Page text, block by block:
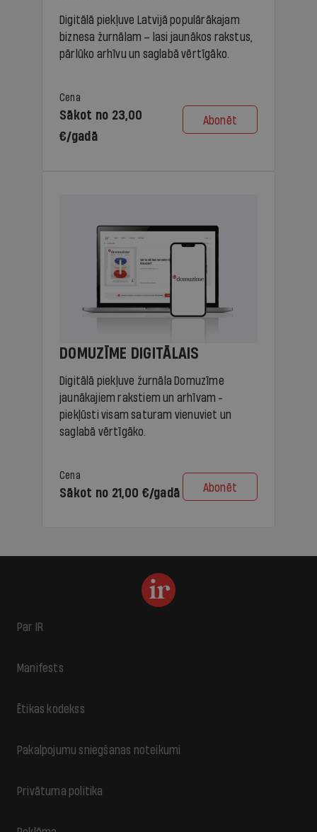
Digitālā piekļuve Latvijā populārākajam
biznesa žurnālam – lasi jaunākos rakstus,
pārlūko arhīvu un saglabā vērtīgāko.
Cena
Sākot no 23,00
€/gadā
Abonēt
DOMUZĪME DIGITĀLAIS
Digitālā piekļuve žurnāla Domuzīme
jaunākajiem rakstiem un arhīvam -
piekļūsti visam saturam vienuviet un
saglabā vērtīgāko.
Cena
Sākot no 21,00 €/gadā Abonēt
Par IR
Manifests
Ētikas kodekss
Pakalpojumu sniegšanas noteikumi
Privātuma politika